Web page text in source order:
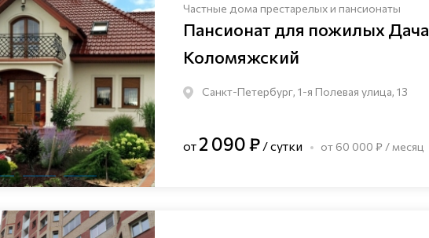
Частные дома престарелых и пансионаты
Пансионат для пожилых Дача
Коломяжский
Санкт-Петербург, 1-я Полевая улица, 13
от 2 090 ₽ / сутки от 60 000 ₽ / месяц